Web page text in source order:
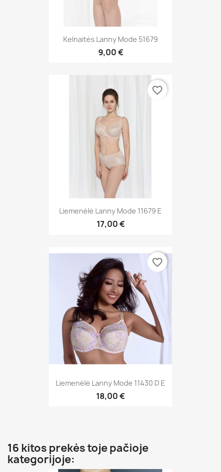
Kelnaitės Lanny Mode 51679
9,00 €
Liemenėlė Lanny Mode 11679 E
17,00 €
favorite_border
Liemenėlė Lanny Mode 11430 D E
18,00 €
favorite_border
16 kitos prekės toje pačioje
kategorijoje: